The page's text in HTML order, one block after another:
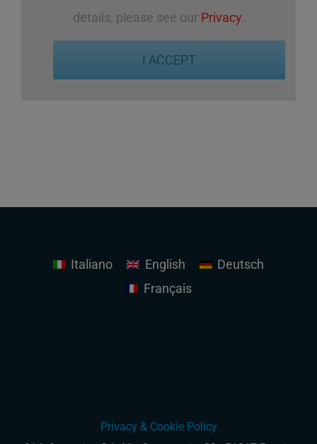
details, please see our Privacy.
I ACCEPT
Italiano English
Deutsch
Français
Privacy & Cookie Policy